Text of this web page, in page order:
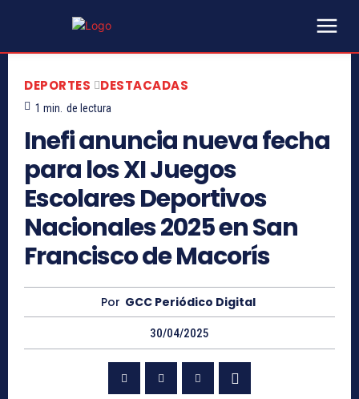
DEPORTES DESTACADAS
1 min. de lectura
Inefi anuncia nueva fecha
para los XI Juegos
Escolares Deportivos
Nacionales 2025 en San
Francisco de Macorís
Por GCC Periódico Digital
30/04/2025